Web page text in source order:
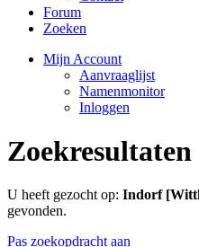
Forum
Zoeken
Mijn Account
Aanvraaglijst
Namenmonitor
Inloggen
Zoekresultaten
U heeft gezocht op: Indorf
gevonden.
Pas zoekopdracht aan